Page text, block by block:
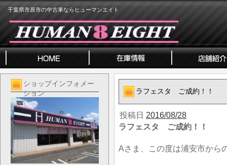
千葉県市原市の中古車ならヒューマンエイト
ショップインフォメー
ション
ラフェスタ ご成約！！
投稿日 2016/08/28
ラフェスタ ご成約！！
Aさま、この度は浦安市から